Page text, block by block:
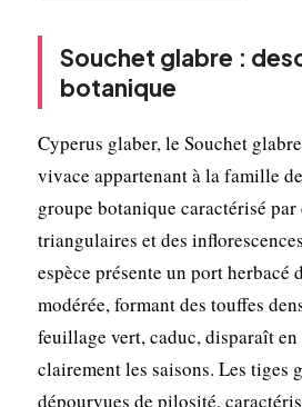
Souchet glabre :
botanique
Cyperus glaber, le Souchet
vivace appartenant à la famille
groupe botanique caractérisé par
triangulaires et des
espèce présente un port herbacé
modérée, formant des touffes
feuillage vert, caduc, disparaît
clairement les saisons. Les tiges
dépourvues de pilosité,